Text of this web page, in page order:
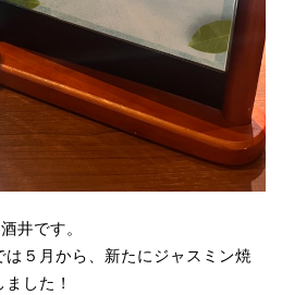
井です。
５月から、新たにジャスミン焼
した！